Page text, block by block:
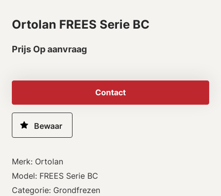
Ortolan FREES Serie BC
Prijs Op aanvraag
Contact
Merk: Ortolan
Model: FREES Serie BC
Categorie: Grondfrezen